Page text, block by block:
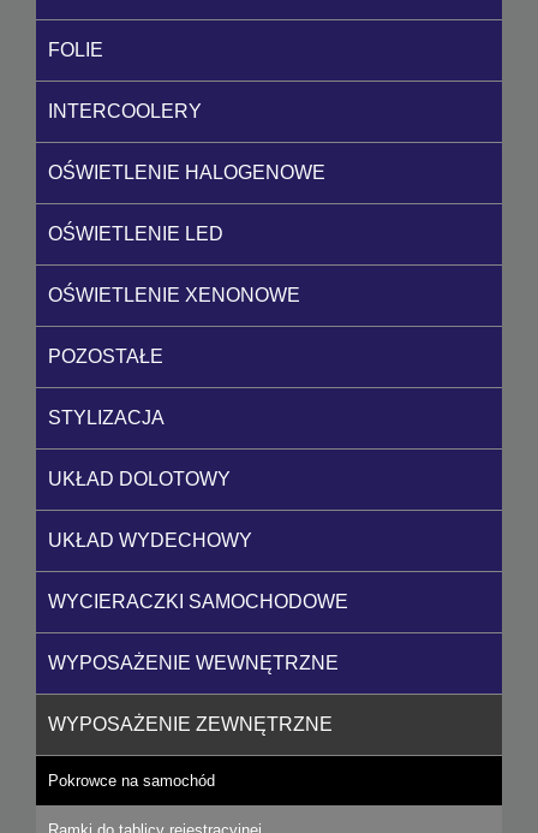
FOLIE
INTERCOOLERY
OŚWIETLENIE HALOGENOWE
OŚWIETLENIE LED
OŚWIETLENIE XENONOWE
POZOSTAŁE
STYLIZACJA
UKŁAD DOLOTOWY
UKŁAD WYDECHOWY
WYCIERACZKI SAMOCHODOWE
WYPOSAŻENIE WEWNĘTRZNE
WYPOSAŻENIE ZEWNĘTRZNE
Pokrowce na samochód